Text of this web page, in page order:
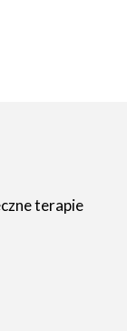
terapie